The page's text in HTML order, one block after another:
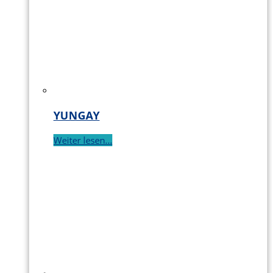
YUNGAY
Weiter lesen...